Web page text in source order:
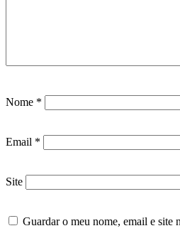
Nome *
Email *
Site
Guardar o meu nome, email e site